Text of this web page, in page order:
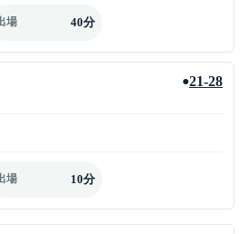
場 40分
●21-28
場 10分